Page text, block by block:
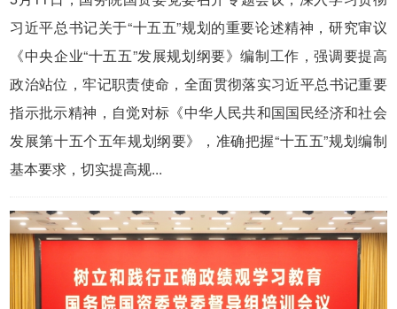
习近平总书记关于“十五五”规划的重要论述精神，研究审议
《中央企业“十五五”发展规划纲要》编制工作，强调要提高
政治站位，牢记职责使命，全面贯彻落实习近平总书记重要
指示批示精神，自觉对标《中华人民共和国国民经济和社会
发展第十五个五年规划纲要》，准确把握“十五五”规划编制
基本要求，切实提高规...